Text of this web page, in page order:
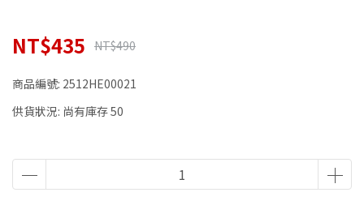
NT$435 NT$490
商品編號: 2512HE00021
供貨狀況: 尚有庫存 50